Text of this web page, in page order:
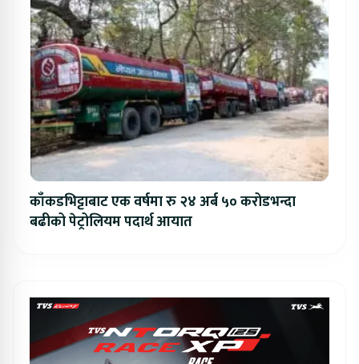
काँकडभिट्टाबाट एक वर्षमा रु २४ अर्ब ५० करोडभन्दा
बढीको पेट्रोलियम पदार्थ आयात